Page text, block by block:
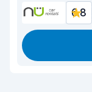
6.8